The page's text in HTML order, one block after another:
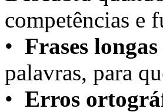
competências e
• Frases longas
palavras, para
• Erros